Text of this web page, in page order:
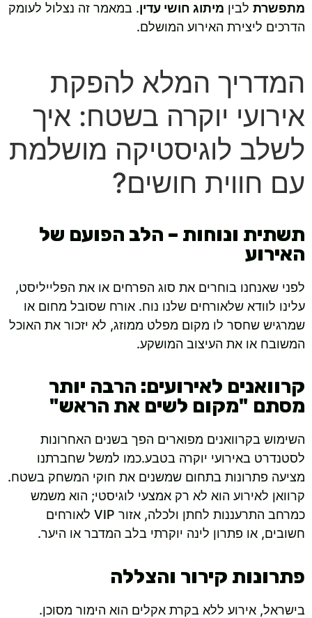
מתפשרת לבין מיתוג חושי עדין. במאמר זה נצלול לעומק
הדרכים ליצירת האירוע המושלם.
המדריך המלא להפקת
אירועי יוקרה בשטח: איך
לשלב לוגיסטיקה מושלמת
עם חווית חושים?
תשתית ונוחות – הלב הפועם של
האירוע
לפני שאנחנו בוחרים את סוג הפרחים או את הפלייליסט,
עלינו לוודא שלאורחים שלנו נוח. אורח שסובל מחום או
שמרגיש שחסר לו מקום מפלט ממוזג, לא יזכור את האוכל
המשובח או את העיצוב המושקע.
קרוואנים לאירועים: הרבה יותר
מסתם "מקום לשים את הראש"
השימוש בקרוואנים מפוארים הפך בשנים האחרונות
לסטנדרט באירועי יוקרה בטבע.כמו למשל שחברתנו
מציעה פתרונות בתחום שמשנים את חוקי המשחק בשטח.
קרוואן לאירוע הוא לא רק אמצעי לוגיסטי; הוא משמש
כמרחב התרעננות לחתן ולכלה, אזור VIP לאורחים
חשובים, או פתרון לינה יוקרתי בלב המדבר או היער.
פתרונות קירור והצללה
בישראל, אירוע ללא בקרת אקלים הוא הימור מסוכן.